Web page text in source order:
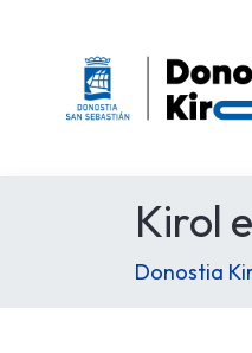
Kirol
Donostia